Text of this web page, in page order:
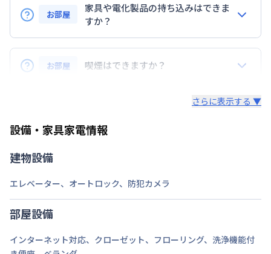
定員
2名
次回更新日
情報更新日より14日以内
お部屋
家具や電化製品の持ち込みはできま
すか？
お持ち込みいただけます。
ただし、標準設備として部屋に備え付けの家具・家電
以外の扱いについては当社では責任を負いかねます。
また、お持ち込みいただいた家具や家電はご退去時に
お部屋 喫煙はできますか？
さらに表示する ▼
設備・家具家電情報
建物設備
エレベーター、 オートロック、 防犯カメラ
部屋設備
インターネット対応、 クローゼット、 フローリング、 洗浄機能付